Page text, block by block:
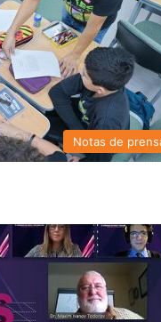
Notas de